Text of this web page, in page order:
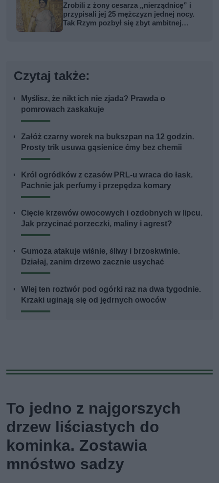
Zrobili z żony cesarza „nierządnicę” i
przypisali jej 25 mężczyzn jednej nocy.
Tak Rzym pozbył się zbyt ambitnej
Czytaj także:
Myślisz, że nikt ich nie zjada? Prawda o
pomrowach zaskakuje
Załóż czarny worek na bukszpan na 12 godzin.
Prosty trik usuwa gąsienice ćmy bez chemii
Król ogródków z czasów PRL-u wraca do łask.
Pachnie jak perfumy i przepędza komary
Cięcie krzewów owocowych i ozdobnych w lipcu.
Jak przycinać porzeczki, maliny i agrest?
Gumoza atakuje wiśnie, śliwy i brzoskwinie.
Działaj, zanim drzewo zacznie usychać
Wlej ten roztwór pod ogórki raz na dwa tygodnie.
Krzaki uginają się od jędrnych owoców
To jedno z najgorszych
drzew liściastych do
kominka. Zostawia
mnóstwo sadzy